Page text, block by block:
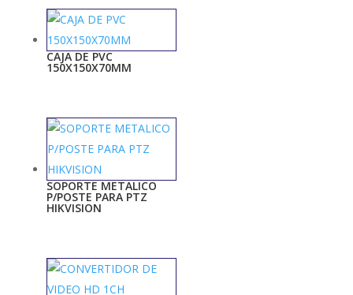
CAJA DE PVC
150X150X70MM
SOPORTE METALICO
P/POSTE PARA PTZ
HIKVISION